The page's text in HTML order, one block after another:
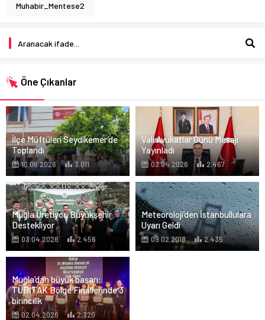
Muhabir_Mentese2
Öne Çıkanlar
İlçe Müftüleri Seydikemer’de
Toplandı
10.06.2026 3.011
Vali Avukatlar Günü Mesajı
Yayınladı
03.04.2026 2.467
Muğla Üretiyor, Büyükşehir
Destekliyor
03.04.2026 2.456
Meteoroloji’den İstanbullulara
Uyarı Geldi
09.02.2018 2.435
Muğla’dan büyük başarı:
TÜBİTAK Bölge Finallerinde 3
birincilik
02.04.2026 2.320